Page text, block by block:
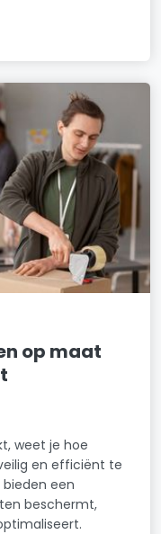
op maat
weet je hoe
en efficiënt te
een
beschermt,